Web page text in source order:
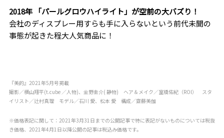
2018年 「パールグロウハイライト」が空前の大バズり！
会社のディスプレー用すらも手に入らないという前代未聞の
事態が起きた程大人気商品に！
『美的』2021年5月号掲載
撮影／横山翔平(t.cube ／人物)、金野圭介( 静物) ヘア＆メイク／室橋佑紀（ROl） スタ
イリスト／辻村真理 モデル／石川 愛、松本 愛 構成／齋藤美伽
※価格表記に関して：2021年3月31日までの公開記事で特に表記がないものについては税抜
き価格、2021年4月1日以降公開の記事は税込み価格です。